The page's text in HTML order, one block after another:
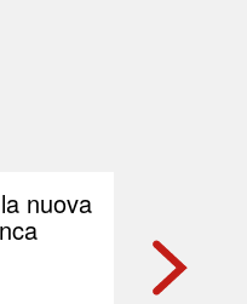
nuova